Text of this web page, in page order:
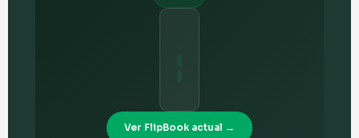
Ver FlipBook actual →